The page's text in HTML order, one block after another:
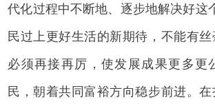
代化过程中不断地、逐步地解决好这
民过上更好生活的新期待，不能有丝
必须再接再厉，使发展成果更多更
民，朝着共同富裕方向稳步前进。